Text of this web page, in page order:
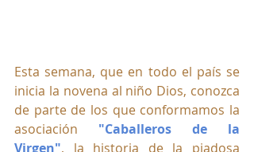
Esta semana, que en todo el país se
inicia la novena al niño Dios, conozca
de parte de los que conformamos la
asociación "Caballeros de la
Virgen", la historia de la piadosa